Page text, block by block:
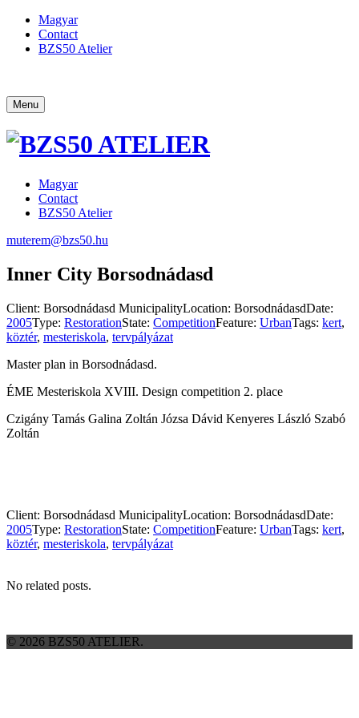
Magyar
Contact
BZS50 Atelier
Menu
Magyar
Contact
BZS50 Atelier
muterem@bzs50.hu
Inner City Borsodnádasd
Client: Borsodnádasd MunicipalityLocation: BorsodnádasdDate:
2005Type: RestorationState: CompetitionFeature: UrbanTags: kert,
köztér, mesteriskola, tervpályázat
Master plan in Borsodnádasd.
ÉME Mesteriskola XVIII. Design competition 2. place
Czigány Tamás Galina Zoltán Józsa Dávid Kenyeres László Szabó
Zoltán
Client: Borsodnádasd MunicipalityLocation: BorsodnádasdDate:
2005Type: RestorationState: CompetitionFeature: UrbanTags: kert,
köztér, mesteriskola, tervpályázat
No related posts.
© 2026 BZS50 ATELIER.